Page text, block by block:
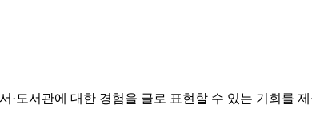
·도서관에 대한 경험을 글로 표현할 수 있는 기회를